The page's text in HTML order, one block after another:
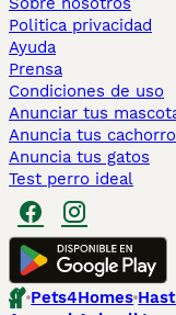
Politica privacidad
Ayuda
Prensa
Condiciones de uso
Anunciar tus
Anuncia tus
Anuncia tus gatos
Test perro ideal
Pets4Homes